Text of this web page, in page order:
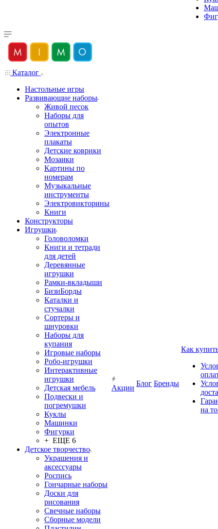
Каталог
Настольные игры
Развивающие наборы
Живой песок
Наборы для
опытов
Электронные
плакаты
Детские коврики
Мозаики
Картины по
номерам
Музыкальные
инструменты
Электровикторины
Книги
Конструкторы
Игрушки
Головоломки
Книги и тетради
для детей
Деревянные
игрушки
Рамки-вкладыши
БизиБорды
Каталки и
стучалки
Сортеры и
шнуровки
Наборы для
купания
Игровые наборы
Робо-игрушки
Интерактивные
игрушки
Детская мебель
Подвески и
погремушки
Куклы
Машинки
Фигурки
+ ЕЩЕ 6
Детское творчество
Украшения и
аксессуары
Роспись
Гончарные наборы
Доски для
рисования
Свечные наборы
Сборные модели
Акции
Блог Бренды
Как
на